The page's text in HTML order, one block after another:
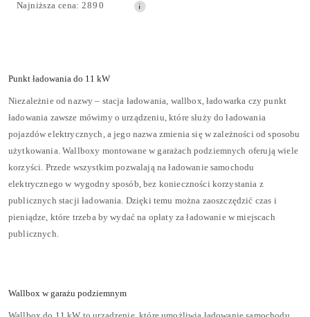
promocyjna:
Najniższa
obniżką
Najniższa cena: 2890
Punkt ładowania do 11 kW
Niezależnie od nazwy – stacja ładowania, wallbox, ładowarka czy punkt
ładowania zawsze mówimy o urządzeniu, które służy do ładowania
pojazdów elektrycznych, a jego nazwa zmienia się w zależności od sposobu
użytkowania. Wallboxy montowane w garażach podziemnych oferują wiele
korzyści. Przede wszystkim pozwalają na ładowanie samochodu
elektrycznego w wygodny sposób, bez konieczności korzystania z
publicznych stacji ładowania. Dzięki temu można zaoszczędzić czas i
pieniądze, które trzeba by wydać na opłaty za ładowanie w miejscach
publicznych.
Wallbox w garażu podziemnym